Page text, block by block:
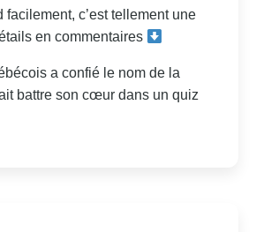
facilement, c’est tellement une
en commentaires
a confié le nom de la
battre son cœur dans un quiz